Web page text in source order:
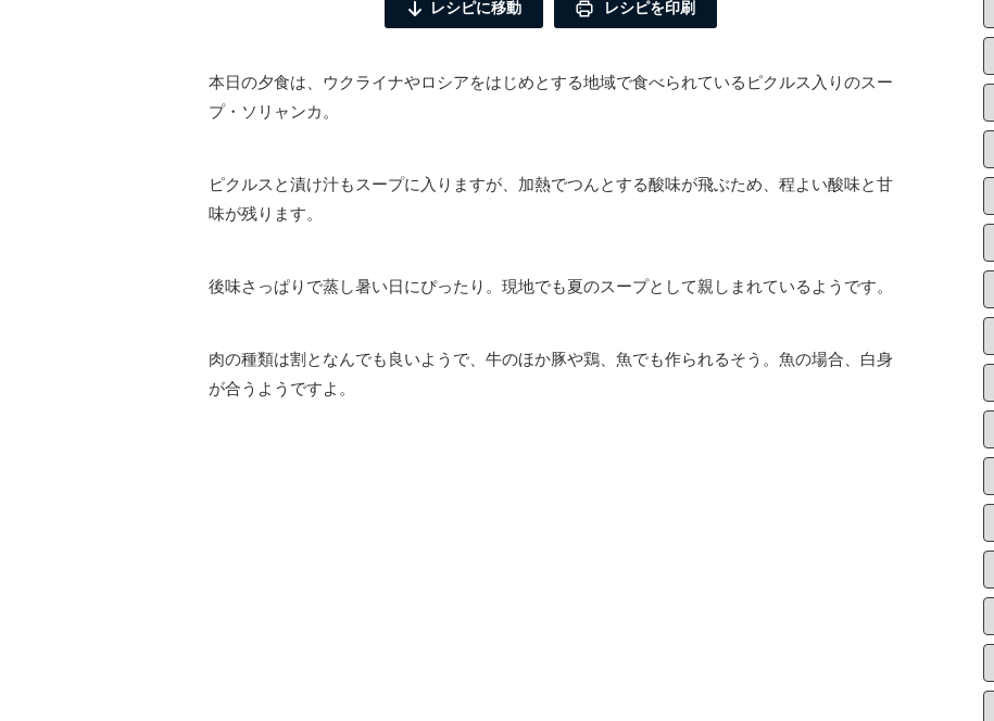
レシピに移動 レシピを印刷
本日の夕食は、ウクライナやロシアをはじめとする地域で食べられているピクルス入りのスー
プ・ソリャンカ。
ピクルスと漬け汁もスープに入りますが、加熱でつんとする酸味が飛ぶため、程よい酸味と甘
味が残ります。
後味さっぱりで蒸し暑い日にぴったり。現地でも夏のスープとして親しまれているようです。
肉の種類は割となんでも良いようで、牛のほか豚や鶏、魚でも作られるそう。魚の場合、白身
が合うようですよ。